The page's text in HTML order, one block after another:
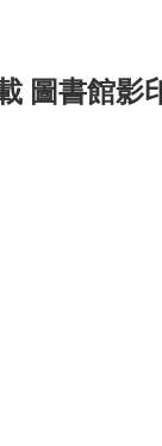
圖書館影